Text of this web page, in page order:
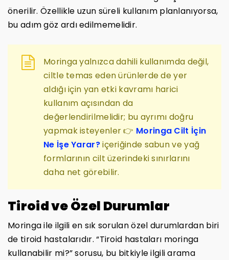
önerilir. Özellikle uzun süreli kullanım planlanıyorsa,
bu adım göz ardı edilmemelidir.
Moringa yalnızca dahili kullanımda değil,
ciltle temas eden ürünlerde de yer
aldığı için yan etki kavramı harici
kullanım açısından da
değerlendirilmelidir; bu ayrımı doğru
yapmak isteyenler 👉 Moringa Cilt İçin
Ne İşe Yarar?içeriğinde sabun ve yağ
formlarının cilt üzerindeki sınırlarını
daha net görebilir.
Tiroid ve Özel Durumlar
Moringa ile ilgili en sık sorulan özel durumlardan biri
de tiroid hastalarıdır. “Tiroid hastaları moringa
kullanabilir mi?” sorusu, bu bitkiyle ilgili arama